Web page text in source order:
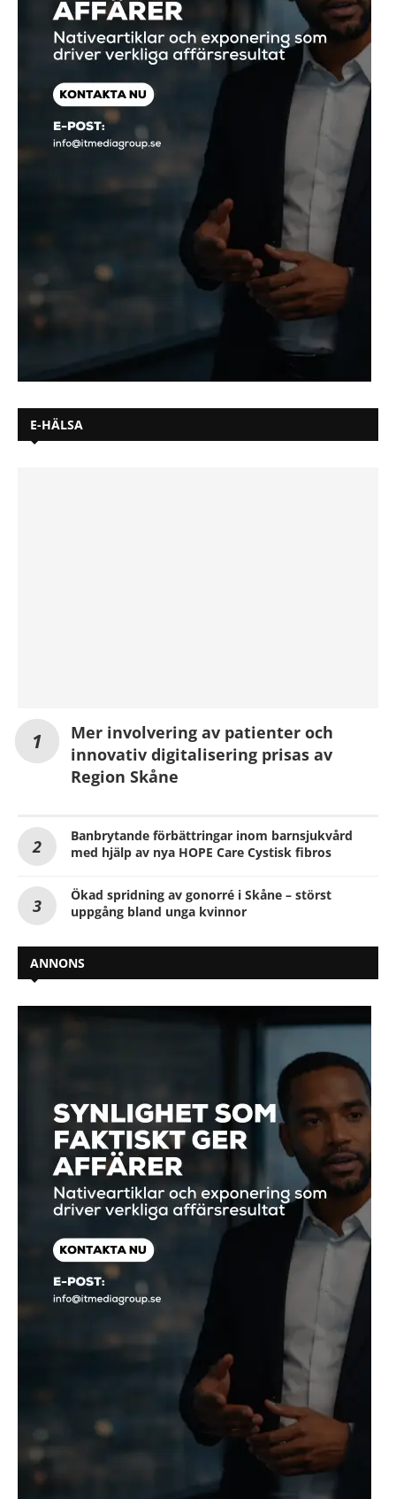
E-HÄLSA
Mer involvering av patienter och
innovativ digitalisering prisas av
Region Skåne
Banbrytande förbättringar inom barnsjukvård
med hjälp av nya HOPE Care Cystisk fibros
Ökad spridning av gonorré i Skåne – störst
uppgång bland unga kvinnor
ANNONS